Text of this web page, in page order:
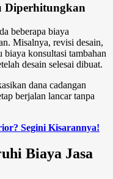
Diperhitungkan
beberapa biaya
Misalnya, revisi desain,
biaya konsultasi tambahan
desain selesai dibuat.
dana cadangan
berjalan lancar tanpa
Segini Kisarannya!
Biaya Jasa